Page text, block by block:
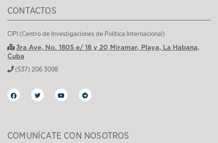
CONTACTOS
CIPI (Centro de Investigaciones de Política Internacional)
3ra Ave, No. 1805 e/ 18 y 20 Miramar, Playa, La Habana,
Cuba
(537) 206 3098
COMUNÍCATE CON NOSOTROS